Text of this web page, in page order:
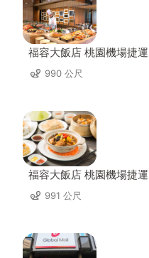
福容大飯店 桃園機場捷
990 公尺
福容大飯店 桃園機場捷
991 公尺